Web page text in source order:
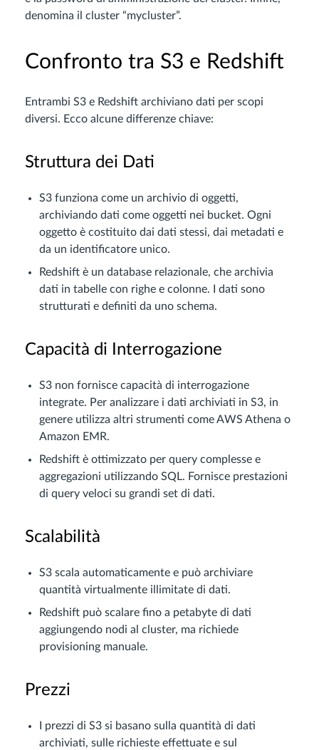
denomina il cluster “mycluster”.
Confronto tra S3 e Redshift
Entrambi S3 e Redshift archiviano dati per scopi
diversi. Ecco alcune differenze chiave:
Struttura dei Dati
S3 funziona come un archivio di oggetti,
archiviando dati come oggetti nei bucket. Ogni
oggetto è costituito dai dati stessi, dai metadati e
da un identificatore unico.
Redshift è un database relazionale, che archivia
dati in tabelle con righe e colonne. I dati sono
strutturati e definiti da uno schema.
Capacità di Interrogazione
S3 non fornisce capacità di interrogazione
integrate. Per analizzare i dati archiviati in S3, in
genere utilizza altri strumenti come AWS Athena o
Amazon EMR.
Redshift è ottimizzato per query complesse e
aggregazioni utilizzando SQL. Fornisce prestazioni
di query veloci su grandi set di dati.
Scalabilità
S3 scala automaticamente e può archiviare
quantità virtualmente illimitate di dati.
Redshift può scalare fino a petabyte di dati
aggiungendo nodi al cluster, ma richiede
provisioning manuale.
Prezzi
I prezzi di S3 si basano sulla quantità di dati
archiviati, sulle richieste effettuate e sul